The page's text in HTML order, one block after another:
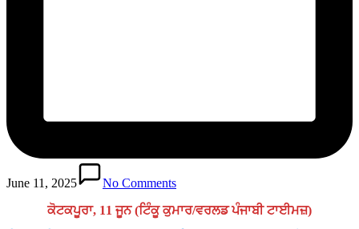
June 11, 2025
No Comments
ਕੋਟਕਪੂਰਾ, 11 ਜੂਨ (ਟਿੰਕੂ ਕੁਮਾਰ/ਵਰਲਡ ਪੰਜਾਬੀ ਟਾਈਮਜ਼)